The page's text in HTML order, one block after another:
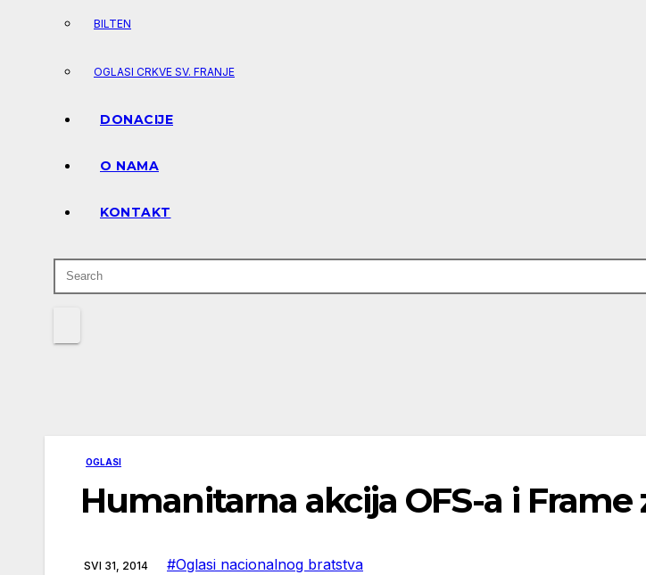
BILTEN
OGLASI CRKVE SV. FRANJE
DONACIJE
O NAMA
KONTAKT
OGLASI
Humanitarna akcija OFS-a i
SVI 31, 2014 #Oglasi nacionalnog bratstva